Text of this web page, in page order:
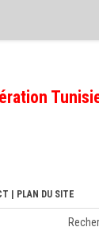
| PLAN DU SITE